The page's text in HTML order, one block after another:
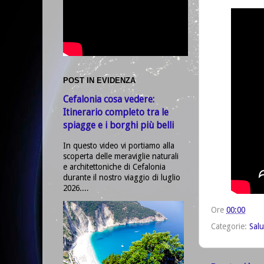
Ore 00:00
Categorie:
POST IN EVIDENZA
Cefalonia cosa vedere:
Itinerario completo tra le
spiagge e i borghi più belli
In questo video vi portiamo alla
scoperta delle meraviglie naturali
e architettoniche di Cefalonia
durante il nostro viaggio di luglio
2026....